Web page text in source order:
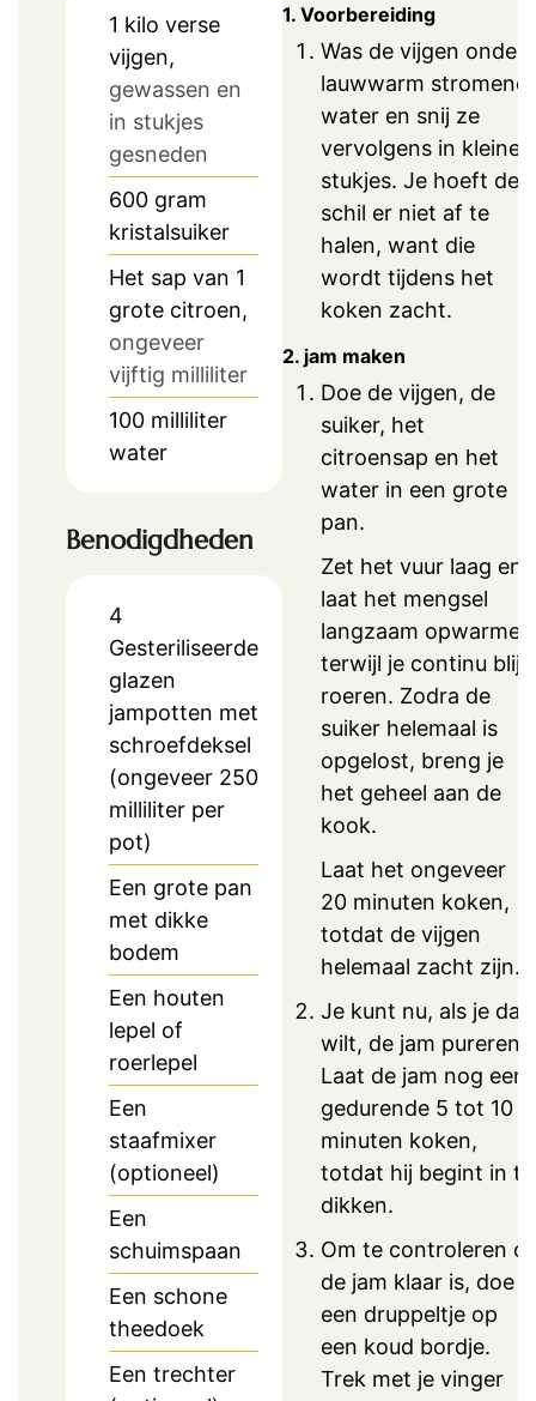
1 kilo verse
vijgen,
gewassen en
in stukjes
gesneden
600 gram
kristalsuiker
Het sap van 1
grote citroen,
ongeveer
vijftig milliliter
100 milliliter
water
Benodigdheden
4
Gesteriliseerde
glazen
jampotten met
schroefdeksel
(ongeveer 250
milliliter per
pot)
Een grote pan
met dikke
bodem
Een houten
lepel of
roerlepel
Een
staafmixer
(optioneel)
Een
schuimspaan
Een schone
theedoek
Een trechter
1. Voorbereiding
Was de vijgen onder
lauwwarm stromend
water en snij ze
vervolgens in kleine
stukjes. Je hoeft de
schil er niet af te
halen, want die
wordt tijdens het
koken zacht.
2. jam maken
Doe de vijgen, de
suiker, het
citroensap en het
water in een grote
pan.
Zet het vuur laag en
laat het mengsel
langzaam opwarmen
terwijl je continu blijft
roeren. Zodra de
suiker helemaal is
opgelost, breng je
het geheel aan de
kook.
Laat het ongeveer
20 minuten koken,
totdat de vijgen
helemaal zacht zijn.
Je kunt nu, als je dat
wilt, de jam pureren.
Laat de jam nog eens
gedurende 5 tot 10
minuten koken,
totdat hij begint in te
dikken.
Om te controleren of
de jam klaar is, doe je
een druppeltje op
een koud bordje.
Trek met je vinger